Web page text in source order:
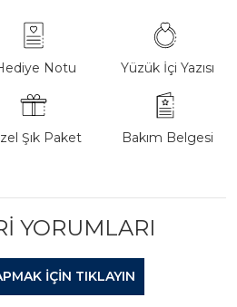
Notu Yüzük İçi Yazısı
Şık Paket Bakım Belgesi
YORUMLARI
IÇIN TIKLAYIN